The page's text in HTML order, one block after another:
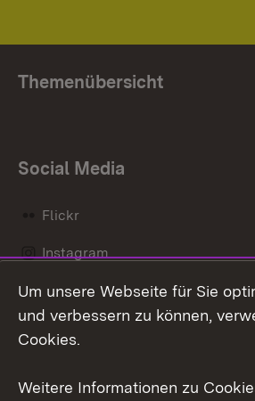
Themenübersicht
Social Media
Flickr
Instagram
Social Wall
Um unsere Webseite für Sie
und verbessern zu können,
Cookies.
Weitere Informationen zu